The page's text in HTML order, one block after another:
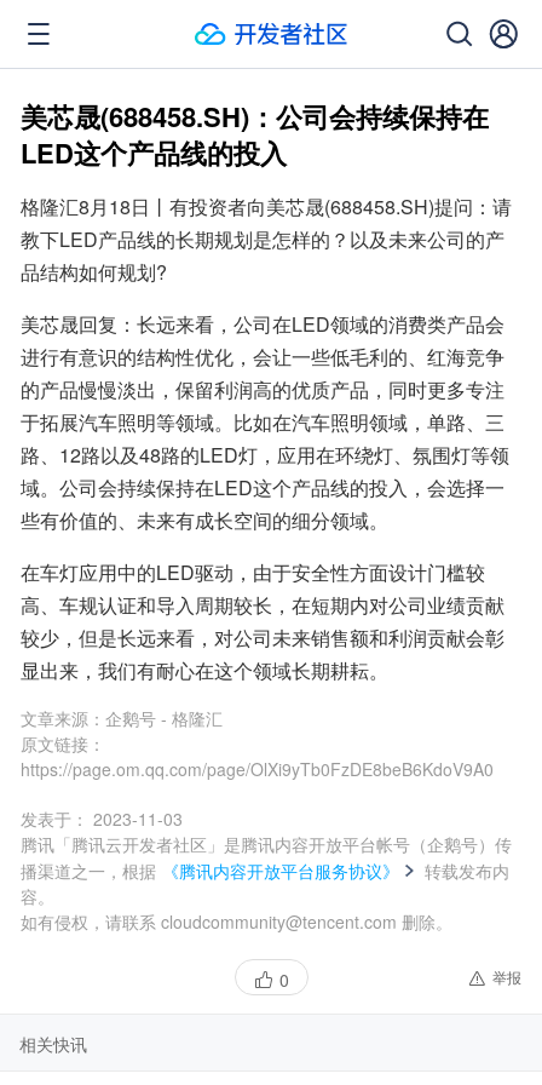
美芯晟(688458.SH)：公司会持续保持在
LED这个产品线的投入
格隆汇8月18日丨有投资者向美芯晟(688458.SH)提问：请
教下LED产品线的长期规划是怎样的？以及未来公司的产
品结构如何规划?
美芯晟回复：长远来看，公司在LED领域的消费类产品会
进行有意识的结构性优化，会让一些低毛利的、红海竞争
的产品慢慢淡出，保留利润高的优质产品，同时更多专注
于拓展汽车照明等领域。比如在汽车照明领域，单路、三
路、12路以及48路的LED灯，应用在环绕灯、氛围灯等领
域。公司会持续保持在LED这个产品线的投入，会选择一
些有价值的、未来有成长空间的细分领域。
在车灯应用中的LED驱动，由于安全性方面设计门槛较
高、车规认证和导入周期较长，在短期内对公司业绩贡献
较少，但是长远来看，对公司未来销售额和利润贡献会彰
显出来，我们有耐心在这个领域长期耕耘。
文章来源： 企鹅号 - 格隆汇
原文链接：
https://page.om.qq.com/page/OlXi9yTb0FzDE8beB6KdoV9A0
发表于： 2023-11-03
腾讯「腾讯云开发者社区」是腾讯内容开放平台帐号（企鹅号）传
播渠道之一，根据
《腾讯内容开放平台服务协议》
转载发布内
容。
如有侵权，请联系 cloudcommunity@tencent.com 删除。
0 举报
相关快讯